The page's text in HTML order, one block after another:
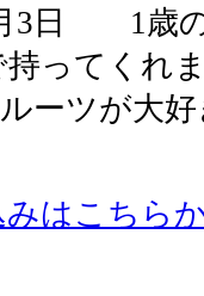
3日 1歳
持ってくれ
ーツが大
はこちら